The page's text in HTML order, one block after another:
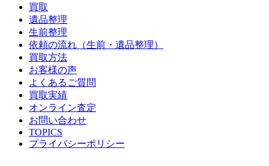
買取
遺品整理
生前整理
依頼の流れ（生前・遺品整理）
買取方法
お客様の声
よくあるご質問
買取実績
オンライン査定
お問い合わせ
TOPICS
プライバシーポリシー